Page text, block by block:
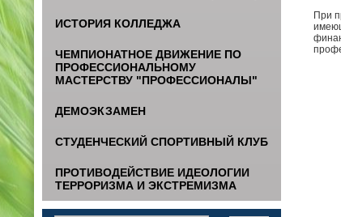
ИСТОРИЯ КОЛЛЕДЖА
ЧЕМПИОНАТНОЕ ДВИЖЕНИЕ ПО
ПРОФЕССИОНАЛЬНОМУ
МАСТЕРСТВУ "ПРОФЕССИОНАЛЫ"
ДЕМОЭКЗАМЕН
СТУДЕНЧЕСКИЙ СПОРТИВНЫЙ КЛУБ
ПРОТИВОДЕЙСТВИЕ ИДЕОЛОГИИ
ТЕРРОРИЗМА И ЭКСТРЕМИЗМА
При